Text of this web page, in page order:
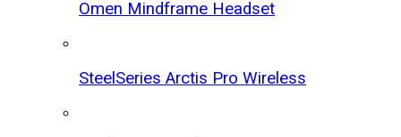
Omen Mindframe Headset
SteelSeries Arctis Pro Wireless